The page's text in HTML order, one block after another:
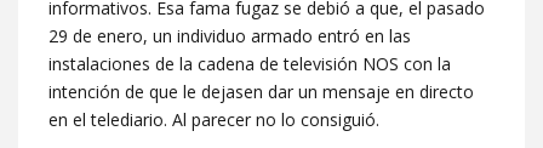
informativos. Esa fama fugaz se debió a que, el pasado
29 de enero, un individuo armado entró en las
instalaciones de la cadena de televisión NOS con la
intención de que le dejasen dar un mensaje en directo
en el telediario. Al parecer no lo consiguió.